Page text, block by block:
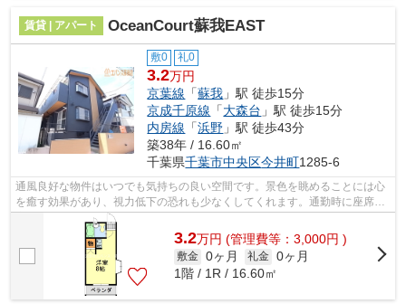
賃貸 | アパート OceanCourt蘇我EAST
敷0 礼0
3.2万円
京葉線 「蘇我 」駅 徒歩15分
京成千原線 「大森台 」駅 徒歩15分
内房線 「浜野 」駅 徒歩43分
築38年 / 16.60㎡
千葉県千葉市中央区今井町1285-6
通風良好な物件はいつでも気持ちの良い空間です。景色を眺めることには心
を癒す効果があり、視力低下の恐れも少なくしてくれます。通勤時に座席に
座りやすい、始発駅の近くにある物件...
3.2万円 (管理費等：3,000円 )
敷金 0ヶ月 礼金 0ヶ月
1階 / 1R / 16.60㎡